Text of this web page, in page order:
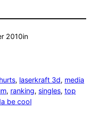
2010in
hurts, laserkraft 3d, media
, ranking, singles, top
be cool